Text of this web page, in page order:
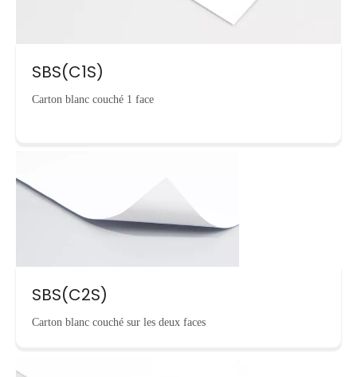
SBS(C1S)
Carton blanc couché 1 face
SBS(C2S)
Carton blanc couché sur les deux faces